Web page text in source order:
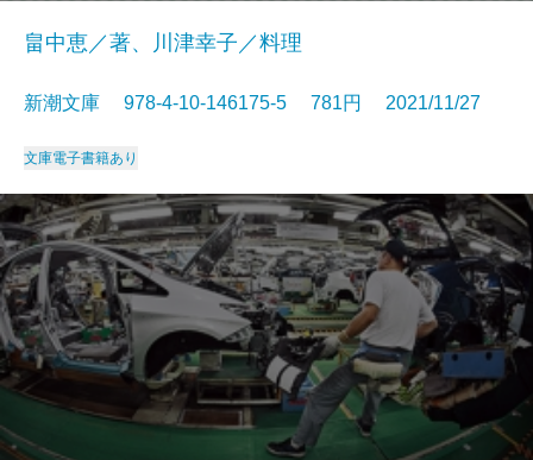
畠中恵／著、川津幸子／料理
新潮文庫 978-4-10-146175-5 781円 2021/11/27
文庫電子書籍あり